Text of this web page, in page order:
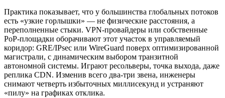
Практика показывает, что у большинства глобальных потоков
есть «узкие горлышки» — не физические расстояния, а
переполненные стыки. VPN-провайдеры или собственные
PoP-площадки оборачивают этот участок в управляемый
коридор: GRE/IPsec или WireGuard поверх оптимизированной
магистрали, с динамическим выбором транзитной
автономной системы. Играют ресольверы, точка выхода, даже
реплика CDN. Изменив всего два-три звена, инженеры
снимают четверть избыточных миллисекунд и устраняют
«пилу» на графиках отклика.